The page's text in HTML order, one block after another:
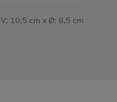
V: 10,5 cm x Ø: 8,5 cm